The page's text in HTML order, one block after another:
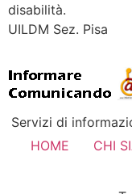
disabilità.
UILDM Sez. Pisa
Servizi di
HOME
CHI